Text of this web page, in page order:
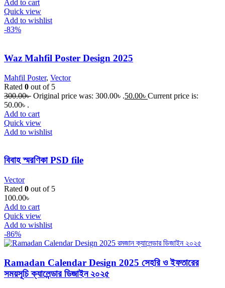
Add to cart
Quick view
Add to wishlist
-83%
Waz Mahfil Poster Design 2025
Mahfil Poster, Vector
Rated 0 out of 5
300.00৳ Original price was: 300.00৳ .50.00৳ Current price is:
50.00৳ .
Add to cart
Quick view
Add to wishlist
বিবাহ স্মরণিকা PSD file
Vector
Rated 0 out of 5
100.00৳
Add to cart
Quick view
Add to wishlist
-86%
Ramadan Calendar Design 2025 সেহরি ও ইফতারের
সময়সূচি ক্যালেন্ডার ডিজাইন ২০২৫